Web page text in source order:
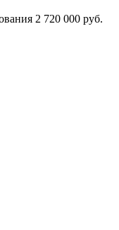
2 720 000 руб.